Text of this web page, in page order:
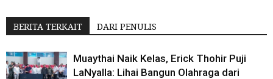
BERITA TERKAIT DARI PENULIS
Muaythai Naik Kelas, Erick Thohir Puji
LaNyalla: Lihai Bangun Olahraga dari